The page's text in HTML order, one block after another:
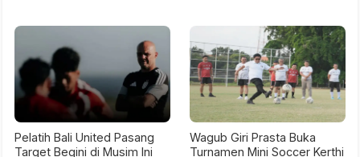
Pelatih Bali United Pasang
Target Begini di Musim Ini
Wagub Giri Prasta Buka
Turnamen Mini Soccer Kerthi